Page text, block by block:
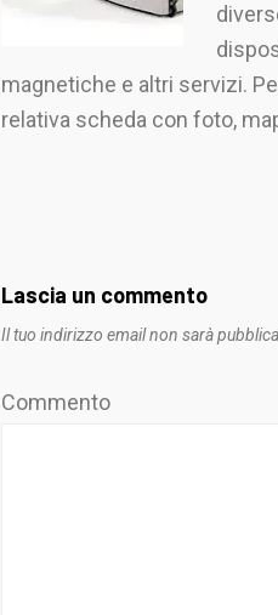
magnetiche e altri servizi.
relativa scheda con foto,
Lascia un commento
Il tuo indirizzo email non sarà
Commento